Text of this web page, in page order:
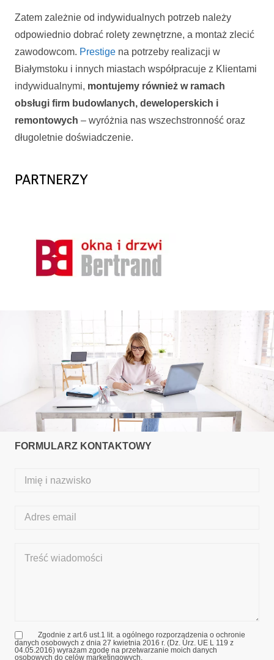
Zatem zależnie od indywidualnych potrzeb należy
odpowiednio dobrać rolety zewnętrzne, a montaż zlecić
zawodowcom. Prestige na potrzeby realizacji w
Białymstoku i innych miastach współpracuje z Klientami
indywidualnymi, montujemy również w ramach
obsługi firm budowlanych, deweloperskich i
remontowych – wyróżnia nas wszechstronność oraz
długoletnie doświadczenie.
PARTNERZY
FORMULARZ KONTAKTOWY
Zgodnie z art.6 ust.1 lit. a ogólnego rozporządzenia o ochronie
danych osobowych z dnia 27 kwietnia 2016 r. (Dz. Urz. UE L 119 z
04.05.2016) wyrażam zgodę na przetwarzanie moich danych
osobowych do celów marketingowych.